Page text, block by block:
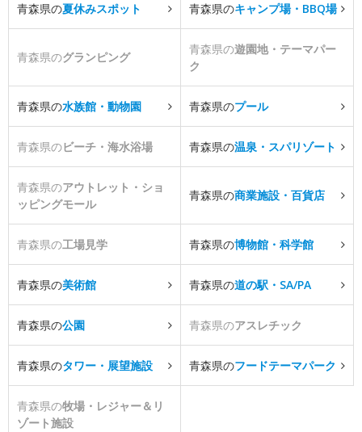
青森県の夏休みスポット 青森県のキャンプ場・BBQ場
青森県のグランピング
青森県の遊園地・テーマパー
ク
青森県の水族館・動物園 青森県のプール
青森県のビーチ・海水浴場 青森県の温泉・スパリゾート
青森県のアウトレット・ショ
ッピングモール
青森県の商業施設・百貨店
青森県の工場見学 青森県の博物館・科学館
青森県の美術館 青森県の道の駅・SA/PA
青森県の公園 青森県のアスレチック
青森県のタワー・展望施設 青森県のフードテーマパーク
青森県の牧場・レジャー＆リ
ゾート施設